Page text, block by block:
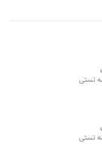
تستی
تستی